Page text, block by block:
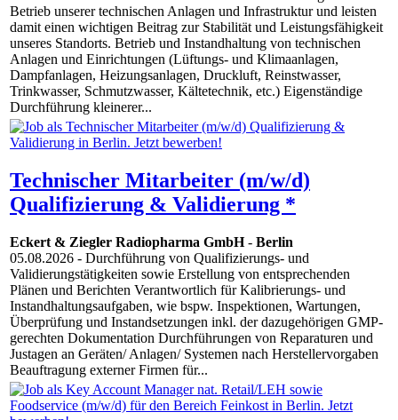
Betrieb unserer technischen Anlagen und Infrastruktur und leisten
damit einen wichtigen Beitrag zur Stabilität und Leistungsfähigkeit
unseres Standorts. Betrieb und Instandhaltung von technischen
Anlagen und Einrichtungen (Lüftungs- und Klimaanlagen,
Dampfanlagen, Heizungsanlagen, Druckluft, Reinstwasser,
Trinkwasser, Schmutzwasser, Kältetechnik, etc.) Eigenständige
Durchführung kleinerer...
Technischer Mitarbeiter (m/w/d)
Qualifizierung & Validierung *
Eckert & Ziegler Radiopharma GmbH- Berlin
05.08.2026 - Durchführung von Qualifizierungs- und
Validierungstätigkeiten sowie Erstellung von entsprechenden
Plänen und Berichten Verantwortlich für Kalibrierungs- und
Instandhaltungsaufgaben, wie bspw. Inspektionen, Wartungen,
Überprüfung und Instandsetzungen inkl. der dazugehörigen GMP-
gerechten Dokumentation Durchführungen von Reparaturen und
Justagen an Geräten/ Anlagen/ Systemen nach Herstellervorgaben
Beauftragung externer Firmen für...